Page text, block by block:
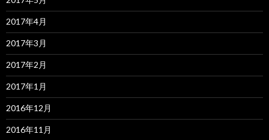
2017年4月
2017年3月
2017年2月
2017年1月
2016年12月
2016年11月